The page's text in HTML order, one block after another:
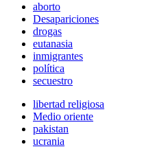
aborto
Desapariciones
drogas
eutanasia
inmigrantes
política
secuestro
libertad religiosa
Medio oriente
pakistan
ucrania